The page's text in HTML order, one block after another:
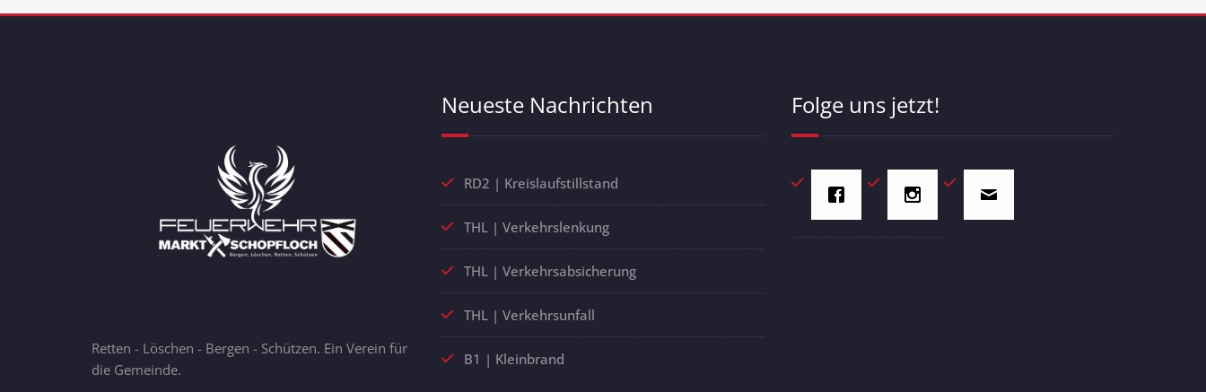
Retten - Löschen - Bergen - Schützen. Ein Verein für
die Gemeinde.
Neueste Nachrichten
RD2 | Kreislaufstillstand
THL | Verkehrslenkung
THL | Verkehrsabsicherung
THL | Verkehrsunfall
B1 | Kleinbrand
Folge uns jetzt!